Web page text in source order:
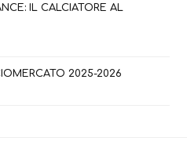
IL CALCIATORE AL
2025-2026